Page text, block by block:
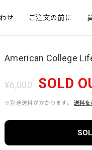
せ ご注文の前に
American College
¥6,000 SOLD
※別途送料がかかります。 送料を